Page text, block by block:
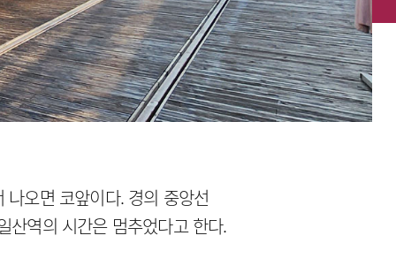
오면 코앞이다. 경의 중앙선
산역의 시간은 멈추었다고 한다.